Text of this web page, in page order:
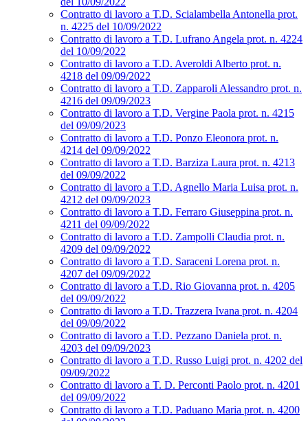
Contratto di lavoro a T.D. Scialambella Antonella prot.
n. 4225 del 10/09/2022
Contratto di lavoro a T.D. Lufrano Angela prot. n. 4224
del 10/09/2022
Contratto di lavoro a T.D. Averoldi Alberto prot. n.
4218 del 09/09/2022
Contratto di lavoro a T.D. Zapparoli Alessandro prot. n.
4216 del 09/09/2023
Contratto di lavoro a T.D. Vergine Paola prot. n. 4215
del 09/09/2023
Contratto di lavoro a T.D. Ponzo Eleonora prot. n.
4214 del 09/09/2022
Contratto di lavoro a T.D. Barziza Laura prot. n. 4213
del 09/09/2022
Contratto di lavoro a T.D. Agnello Maria Luisa prot. n.
4212 del 09/09/2023
Contratto di lavoro a T.D. Ferraro Giuseppina prot. n.
4211 del 09/09/2022
Contratto di lavoro a T.D. Zampolli Claudia prot. n.
4209 del 09/09/2022
Contratto di lavoro a T.D. Saraceni Lorena prot. n.
4207 del 09/09/2022
Contratto di lavoro a T.D. Rio Giovanna prot. n. 4205
del 09/09/2022
Contratto di lavoro a T.D. Trazzera Ivana prot. n. 4204
del 09/09/2022
Contratto di lavoro a T.D. Pezzano Daniela prot. n.
4203 del 09/09/2023
Contratto di lavoro a T.D. Russo Luigi prot. n. 4202 del
09/09/2022
Contratto di lavoro a T. D. Perconti Paolo prot. n. 4201
del 09/09/2022
Contratto di lavoro a T.D. Paduano Maria prot. n. 4200